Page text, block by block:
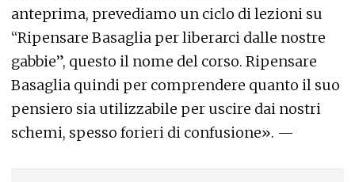
anteprima, prevediamo un ciclo di lezioni su
“Ripensare Basaglia per liberarci dalle nostre
gabbie”, questo il nome del corso. Ripensare
Basaglia quindi per comprendere quanto il suo
pensiero sia utilizzabile per uscire dai nostri
schemi, spesso forieri di confusione». —